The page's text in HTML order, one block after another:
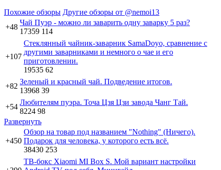
Похожие обзоры Другие обзоры от @nemoi13
+48
Чай Пуэр - можно ли заварить одну заварку 5 раз?
17359 114
+107
Стеклянный чайник-заварник SamaDoyo, сравнение с
другими заварниками и немного о чае и его
приготовлении.
19535 62
+82
Зеленый и красный чай. Подведение итогов.
13968 39
+54
Любителям пуэра. Точа Цзя Цзи завода Чанг Тай.
8224 98
Развернуть
+450
Обзор на товар под названием "Nothing" (Ничего).
Подарок для человека, у которого есть всё.
38430 253
ТВ-бокс Xiaomi MI Box S. Мой вариант настройки